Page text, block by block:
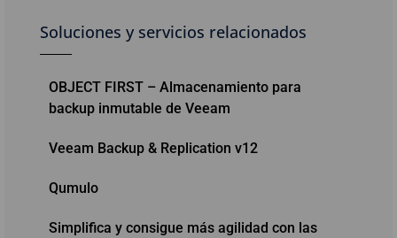
Soluciones y servicios relacionados
OBJECT FIRST – Almacenamiento para
backup inmutable de Veeam
Veeam Backup & Replication v12
Qumulo
Simplifica y consigue más agilidad con las